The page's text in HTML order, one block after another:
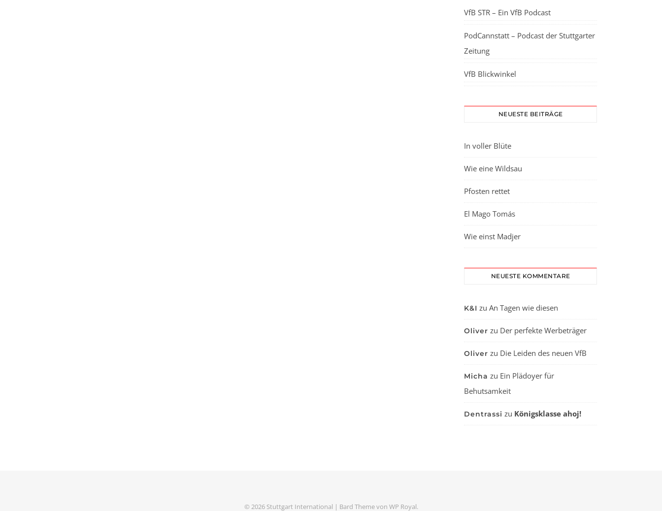
VfB STR – Ein VfB Podcast
PodCannstatt – Podcast der Stuttgarter
Zeitung
VfB Blickwinkel
NEUESTE BEITRÄGE
In voller Blüte
Wie eine Wildsau
Pfosten rettet
El Mago Tomás
Wie einst Madjer
NEUESTE KOMMENTARE
K&I zu An Tagen wie diesen
Oliver zu Der perfekte Werbeträger
Oliver zu Die Leiden des neuen VfB
Micha zu Ein Plädoyer für
Behutsamkeit
Dentrassi zu Königsklasse ahoj!
© 2026 Stuttgart International | Bard Theme von WP Royal.